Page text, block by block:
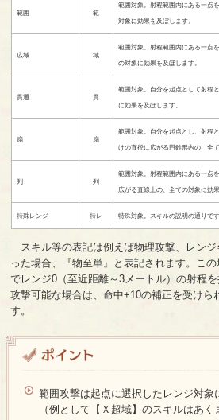
範囲 範
範囲対象。射程範囲内にある一点
対象に効果を及ぼします。
広域 域
範囲対象。射程範囲内にある一点
の対象に効果を及ぼします。
貫通 貫
範囲対象。自分を起点として射程
に効果を及ぼします。
扇 扇
範囲対象。自分を起点とし、射程
けの直径に広がる円錐形内の、全
列 列
範囲対象。射程範囲内にある一点
広がる直線上の、全ての対象に効
特殊レンジ 特レ 特殊対象。スキルの説明の通りです
スキル等の表記は例えば物理攻撃、レン
った場合、『物至単』と表記されます。こ
でレンジ0（至近距離～3メートル）の射程を
攻撃可能な場合は、命中+10の補正を受けら
す。
範囲攻撃は起点に選択したレンジ対象
（例として【Ｘ超域】のスキルはあ